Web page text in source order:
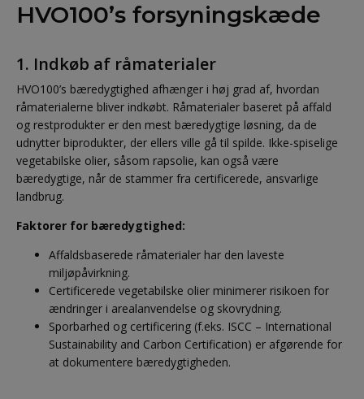
HVO100’s forsyningskæde
1. Indkøb af råmaterialer
HVO100’s bæredygtighed afhænger i høj grad af, hvordan
råmaterialerne bliver indkøbt. Råmaterialer baseret på affald
og restprodukter er den mest bæredygtige løsning, da de
udnytter biprodukter, der ellers ville gå til spilde. Ikke-spiselige
vegetabilske olier, såsom rapsolie, kan også være
bæredygtige, når de stammer fra certificerede, ansvarlige
landbrug.
Faktorer for bæredygtighed:
Affaldsbaserede råmaterialer har den laveste
miljøpåvirkning.
Certificerede vegetabilske olier minimerer risikoen for
ændringer i arealanvendelse og skovrydning.
Sporbarhed og certificering (f.eks. ISCC – International
Sustainability and Carbon Certification) er afgørende for
at dokumentere bæredygtigheden.